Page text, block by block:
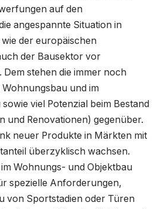
auf den
angespannte Situation in
der europäischen
der Bausektor vor
stehen die immer noch
und im
viel Potenzial beim Bestand
und Renovationen) gegenüber.
neuer Produkte in Märkten mit
überzyklisch wachsen.
Wohnungs- und Objektbau
spezielle Anforderungen,
von Sportstadien oder Türen